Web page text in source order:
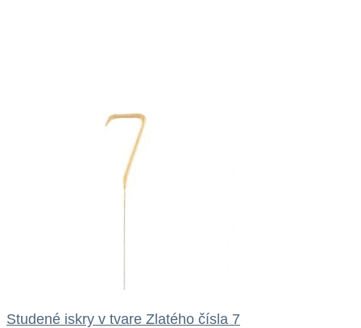
Studené iskry v tvare Zlatého čísla 7